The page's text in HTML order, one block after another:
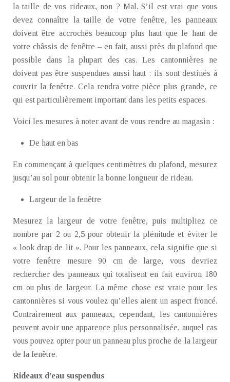
la taille de vos rideaux, non ? Mal. S’il est vrai que vous
devez connaître la taille de votre fenêtre, les panneaux
doivent être accrochés beaucoup plus haut que le haut de
votre châssis de fenêtre – en fait, aussi près du plafond que
possible dans la plupart des cas. Les cantonnières ne
doivent pas être suspendues aussi haut : ils sont destinés à
couvrir la fenêtre. Cela rendra votre pièce plus grande, ce
qui est particulièrement important dans les petits espaces.
Voici les mesures à noter avant de vous rendre au magasin :
De haut en bas
En commençant à quelques centimètres du plafond, mesurez
jusqu’au sol pour obtenir la bonne longueur de rideau.
Largeur de la fenêtre
Mesurez la largeur de votre fenêtre, puis multipliez ce
nombre par 2 ou 2,5 pour obtenir la plénitude et éviter le
« look drap de lit ». Pour les panneaux, cela signifie que si
votre fenêtre mesure 90 cm de large, vous devriez
rechercher des panneaux qui totalisent en fait environ 180
cm ou plus de largeur. La même chose est vraie pour les
cantonnières si vous voulez qu’elles aient un aspect froncé.
Contrairement aux panneaux, cependant, les cantonnières
peuvent avoir une apparence plus personnalisée, auquel cas
vous pouvez opter pour un panneau plus proche de la largeur
de la fenêtre.
Rideaux d’eau suspendus